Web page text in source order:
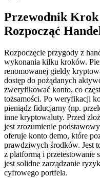
Przewodnik
Rozpocząć
Rozpoczęcie przygody z
wykonania kilku kroków.
renomowanej giełdy
dostęp do pożądanych
zweryfikować konto, co
tożsamości. Po weryfikacji
pieniądz fiducjarny (np.
inne kryptowaluty. Przed
jest zrozumienie
oferuje konto demo, które
prawdziwych środków. Jest
z platformą i przetestowanie
jest solidne zarządzanie
cyfrowego portfela.